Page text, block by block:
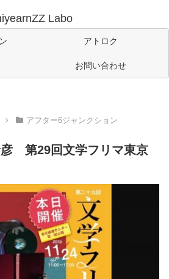
Labo
アトロク
お問い合わせ
アフター6ジャンクション
第29回文学フリマ東京